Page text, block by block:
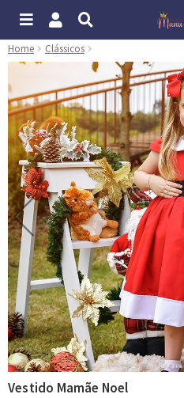
Home Clássicos
Vestido Mamãe Noel